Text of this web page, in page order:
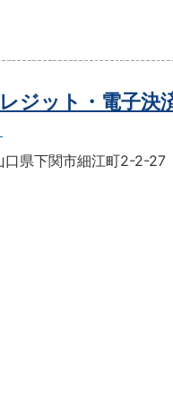
レジット・電子
口県下関市細江町2-2-27